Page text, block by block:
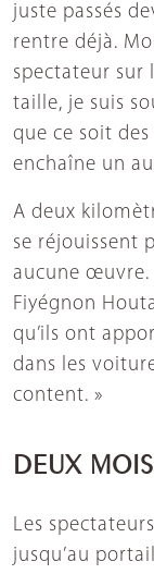
juste passés
rentre déjà.
spectateur sur
taille, je suis
que ce soit
enchaîne un
A deux
se réjouissent
aucune œuvre.
Fiyégnon
qu’ils ont
dans les
content. »
DEUX
Les
jusqu’au